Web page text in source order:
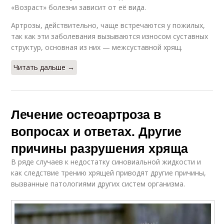
«Возраст» болезни зависит от её вида.
Артрозы, действительно, чаще встречаются у пожилых,
так как эти заболевания вызываются износом суставных
структур, основная из них — межсус­тавной хрящ.
Читать дальше →
Лечение остеоартроза в
вопросах и ответах. Другие
причины разрушения хряща
В ряде случаев к недостатку синовиальной жидкости и
как следствие трению хрящей приводят другие причины,
вызванные патологиями других систем организма.